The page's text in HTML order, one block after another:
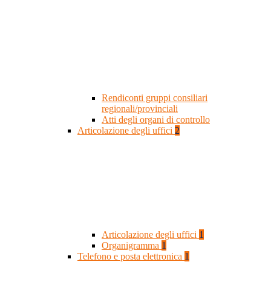
Rendiconti gruppi consiliari
regionali/provinciali
Atti degli organi di controllo
Articolazione degli uffici 2
Articolazione degli uffici 1
Organigramma 1
Telefono e posta elettronica 1